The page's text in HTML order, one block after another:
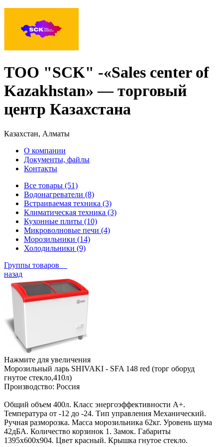
ТОО "SCK" -«Sales center of
Kazakhstan» — торговый
центр Казахстана
Казахстан, Алматы
О компании
Документы, файлы
Контакты
Все товары (51)
Водонагреватели (8)
Встраиваемая техника (3)
Климатическая техника (3)
Кухонные плиты (10)
Микроволновые печи (4)
Морозильники (14)
Холодильники (9)
Группы товаров
назад
Нажмите для увеличения
Морозильный ларь SHIVAKI - SFA 148 red (торг оборуд
гнутое стекло,410л)
Производство: Россия
Общий объем 400л. Класс энергоэффективности А+.
Температура от -12 до -24. Тип управления Механический.
Ручная разморозка. Масса морозильника 62кг. Уровень шума
42дБА. Количество корзинок 1. Замок. Габариты
1395x600x904. Цвет красный. Крышка гнутое стекло.